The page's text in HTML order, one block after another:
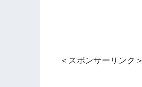
＜スポンサーリンク＞